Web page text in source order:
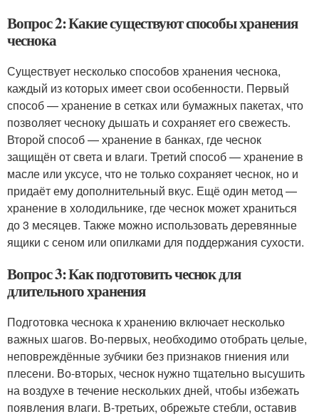
Вопрос 2: Какие существуют способы хранения
чеснока
Существует несколько способов хранения чеснока,
каждый из которых имеет свои особенности. Первый
способ — хранение в сетках или бумажных пакетах, что
позволяет чесноку дышать и сохраняет его свежесть.
Второй способ — хранение в банках, где чеснок
защищён от света и влаги. Третий способ — хранение в
масле или уксусе, что не только сохраняет чеснок, но и
придаёт ему дополнительный вкус. Ещё один метод —
хранение в холодильнике, где чеснок может храниться
до 3 месяцев. Также можно использовать деревянные
ящики с сеном или опилками для поддержания сухости.
Вопрос 3: Как подготовить чеснок для
длительного хранения
Подготовка чеснока к хранению включает несколько
важных шагов. Во-первых, необходимо отобрать целые,
неповреждённые зубчики без признаков гниения или
плесени. Во-вторых, чеснок нужно тщательно высушить
на воздухе в течение нескольких дней, чтобы избежать
появления влаги. В-третьих, обрежьте стебли, оставив